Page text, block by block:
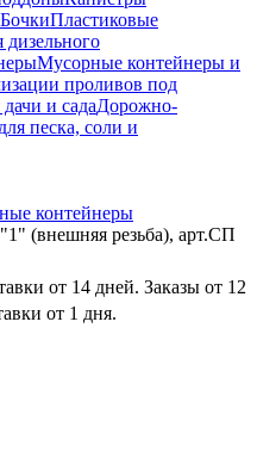
БочкиПластиковые
Мусорные контейнеры и
проливов под
и садаДорожно-
песка, соли и
контейнеры
(внешняя резьба), арт.СП
от 14 дней. Заказы от 12
от 1 дня.